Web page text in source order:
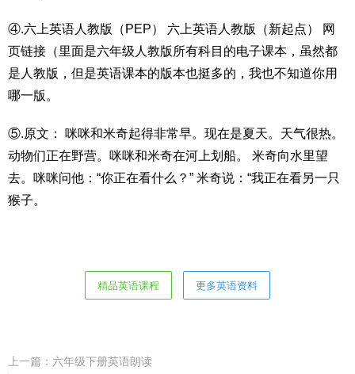
④.六上英语人教版（PEP） 六上英语人教版（新起点） 网
页链接（里面是六年级人教版所有科目的电子课本，虽然都
是人教版，但是英语课本的版本也挺多的，我也不知道你用
哪一版。
⑤.原文： 咪咪和米奇起得非常早。现在是夏天。天气很热。
动物们正在野营。咪咪和米奇在河上划船。 米奇向水里望
去。咪咪问他：“你正在看什么？” 米奇说：“我正在看另一只
猴子。
精品英语课程 更多英语资料
上一篇： 六年级下册英语朗读